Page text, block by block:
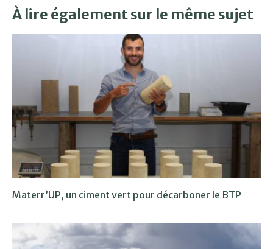
À lire également sur le même sujet
Materr’UP, un ciment vert pour décarboner le BTP